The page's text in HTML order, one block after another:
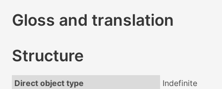
Gloss and translation
Structure
Direct object type
Indefinite